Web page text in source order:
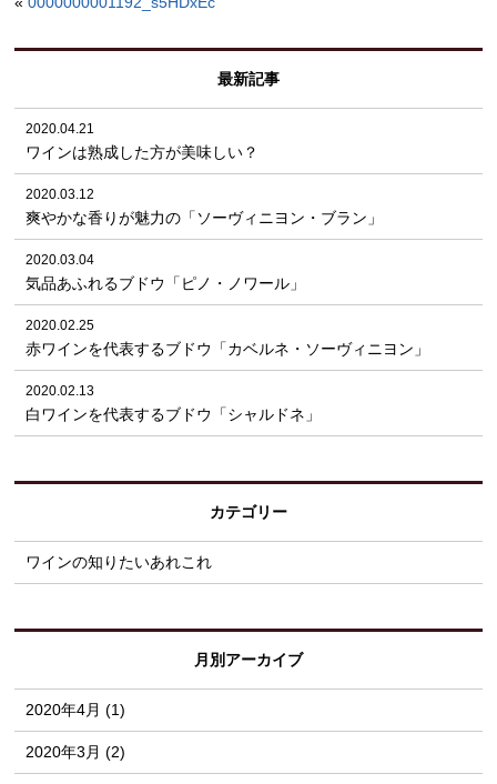
最新記事
2020.04.21
ワインは熟成した方が美味しい？
2020.03.12
爽やかな香りが魅力の「ソーヴィニヨン・ブラン」
2020.03.04
気品あふれるブドウ「ピノ・ノワール」
2020.02.25
赤ワインを代表するブドウ「カベルネ・ソーヴィニヨン」
2020.02.13
白ワインを代表するブドウ「シャルドネ」
カテゴリー
ワインの知りたいあれこれ
月別アーカイブ
2020年4月 (1)
2020年3月 (2)